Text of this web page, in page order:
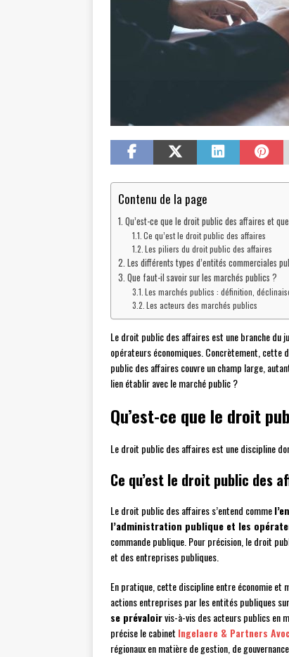
Contenu de la page
Qu’est-ce que le droit public des affaires et
Ce qu’est le droit public des affaires
Les piliers du droit public des affaires
Les différents types d’entités commerciales
Que faut-il savoir sur les marchés publics ?
Les marchés publics : définition,
Les acteurs des marchés publics
Le droit public des affaires est une branche du
opérateurs économiques. Concrètement, cette
public des affaires couvre un champ large,
lien établir avec le marché public ?
Qu’est-ce que le droit
Le droit public des affaires est une discipline
Ce qu’est le droit public des
Le droit public des affaires s’entend comme
l’administration publique et les
commande publique. Pour précision, le droit
et des entreprises publiques.
En pratique, cette discipline entre économie et
actions entreprises par les entités publiques
se prévaloirvis-à-vis des acteurs publics en
précise le cabinet Ingelaere & Partners
régionaux en matière de gestion, de